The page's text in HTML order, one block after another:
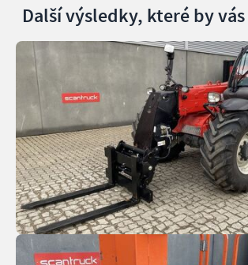
Další výsledky, které by